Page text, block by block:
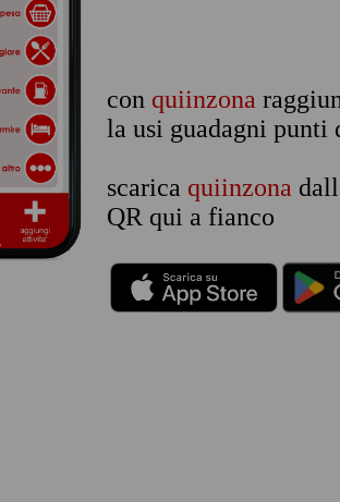
con quiinzona
la usi guadagni punti
scarica quiinzona
QR qui a fianco